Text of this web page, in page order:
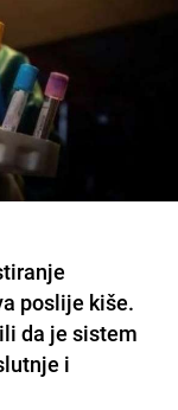
poslije kiše.
da je sistem
i